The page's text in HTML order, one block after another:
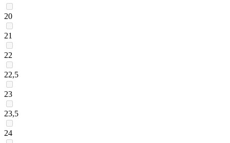
20
21
22
22,5
23
23,5
24